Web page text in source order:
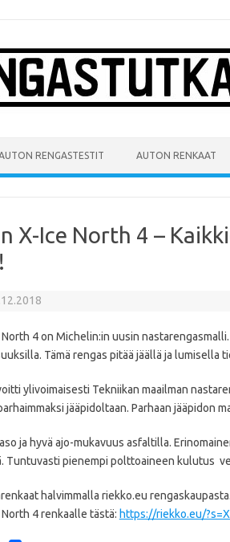
RENGASTESTIT AUTON RENKAAT
X-Ice North 4 –
4 on Michelin:in uusin
Tämä rengas pitää jäällä ja lumisella
ylivoimaisesti Tekniikan maailman
jääpidoltaan. Parhaan jääpidon
ja hyvä ajo-mukavuus asfaltilla.
Tuntuvasti pienempi polttoaineen kulutus
halvimmalla riekko.eu
4 renkaalle tästä: https://riekko.eu/